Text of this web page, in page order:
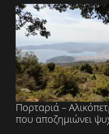
Πορταριά –
που αποζημιώνει